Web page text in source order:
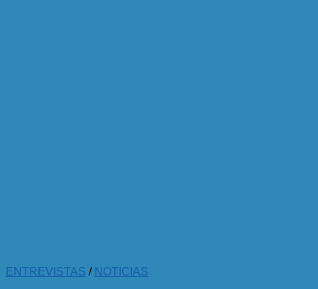
ENTREVISTAS / NOTICIAS